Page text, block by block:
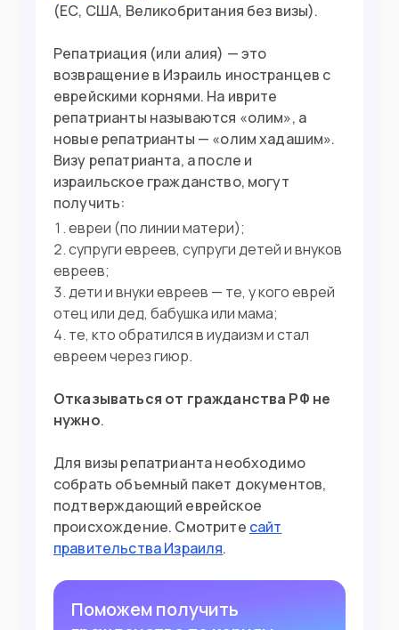
Подойдет вам если
Имеете еврейские корни
Хотите поступить в вуз
Вы нашли работу в Израиле
Въезд в страну
Документ Загранпаспорт
Виза
(ЕС, США, Великобритания без визы).
Репатриация (или алия) — это
возвращение в Израиль иностранцев с
еврейскими корнями. На иврите
репатрианты называются «олим», а
новые репатрианты — «олим хадашим».
Визу репатрианта, а после и
израильское гражданство, могут
получить:
евреи (по линии матери);
супруги евреев, супруги детей и внуков
евреев;
дети и внуки евреев — те, у кого еврей
отец или дед, бабушка или мама;
те, кто обратился в иудаизм и стал
евреем через гиюр.
Отказываться от гражданства РФ не
нужно.
Для визы репатрианта необходимо
собрать объемный пакет документов,
подтверждающий еврейское
происхождение. Смотрите сайт
правительства Израиля.
Поможем получить